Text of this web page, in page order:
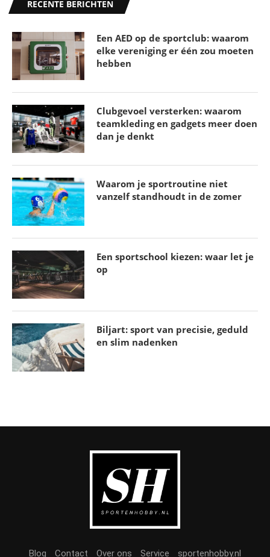
Nederlandse Schaatsfeest
Vliegende start en keiharde actie: het succes van
RECENTE BERICHTEN
Een AED op de sportclub: waarom
elke vereniging er één zou moeten
hebben
Clubgevoel versterken: waarom
teamkleding en gadgets meer doen
dan je denkt
Waarom je sportroutine niet
vanzelf standhoudt in de zomer
Een sportschool kiezen: waar let je
op
Biljart: sport van precisie, geduld
en slim nadenken
Blog Contact Over ons Service sportenhobby.nl